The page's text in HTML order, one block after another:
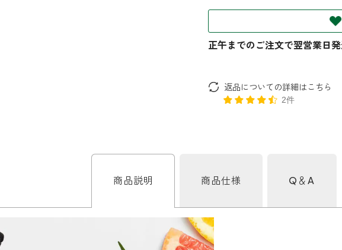
返品についての詳細はこちら
2件
商品説明 商品仕様 Q＆A